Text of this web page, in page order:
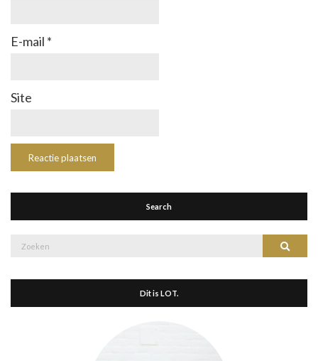
E-mail *
Site
Search
Zoek
Dit is LOT.